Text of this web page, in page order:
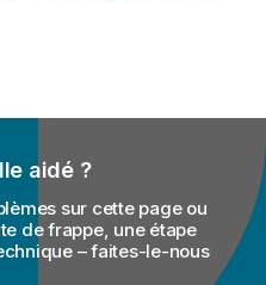
aidé ?
sur cette page ou
de frappe, une étape
– faites-le-nous